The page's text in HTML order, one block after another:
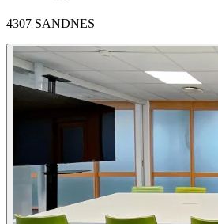
4307 SANDNES